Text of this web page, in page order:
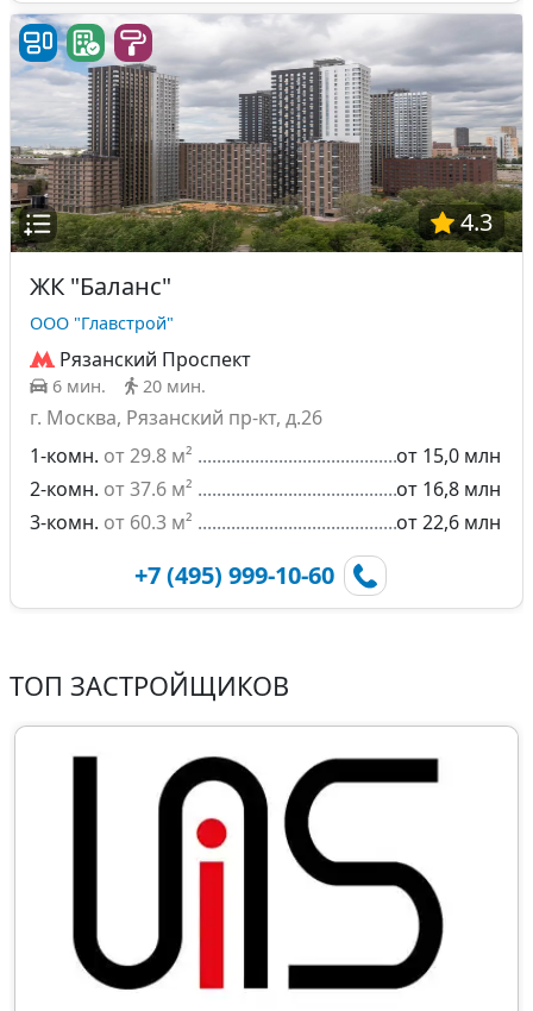
4.3
ЖК "Баланс"
ООО "Главстрой"
Рязанский Проспект
6 мин. 20 мин.
г. Москва, Рязанский пр-кт, д.26
1-комн. от 29.8 м²
от 15,0 млн
2-комн. от 37.6 м²
от 16,8 млн
3-комн. от 60.3 м² от 22,6 млн
+7 (495) 999-10-60
ТОП ЗАСТРОЙЩИКОВ